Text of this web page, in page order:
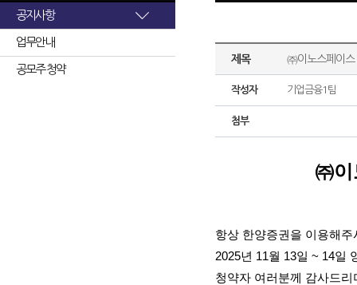
공지사항
업무안내
공모주 청약
제목 ㈜이노스페이스
작성자 기업금융1팀
첨부
㈜
항상 한양증권을 이용해
2025년 11월 13일 ~ 14일
청약자 여러분께 감사드